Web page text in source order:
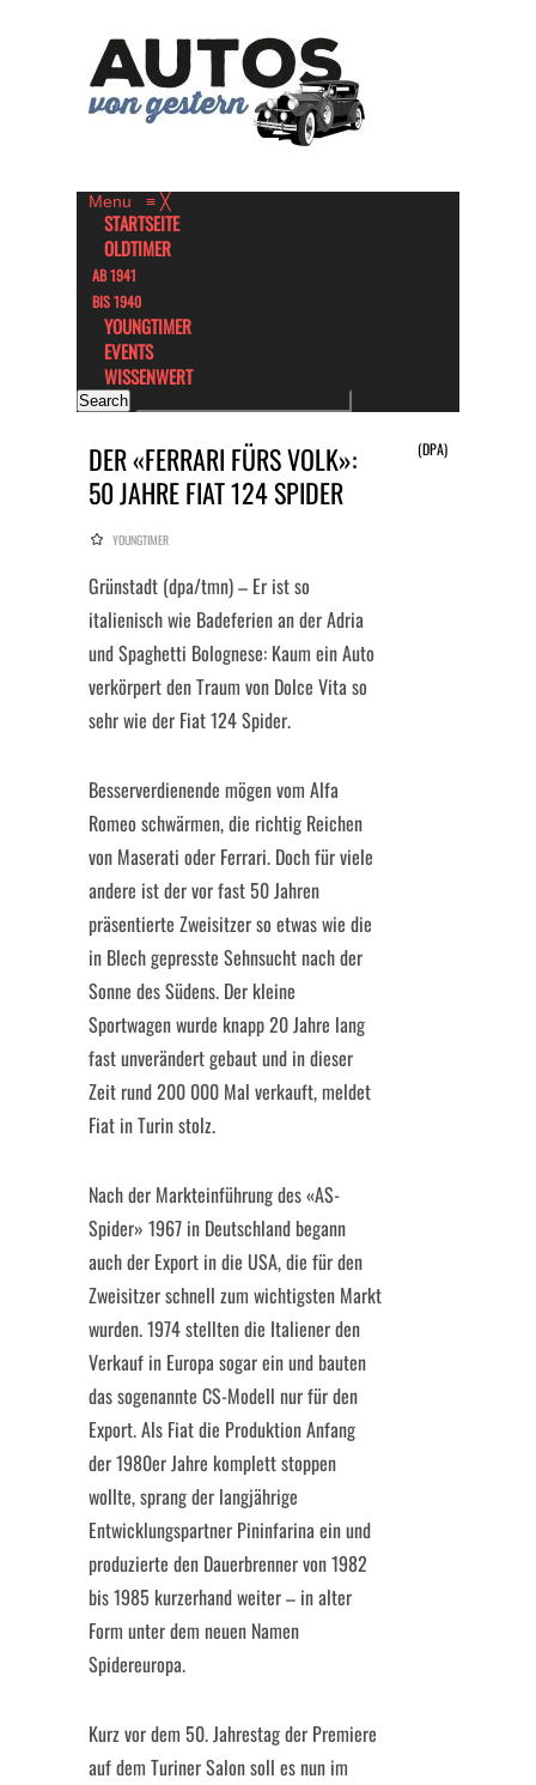
Menu ≡ ╳
STARTSEITE
OLDTIMER
AB 1941
BIS 1940
YOUNGTIMER
EVENTS
WISSENWERT
DER «FERRARI FÜRS VOLK»:
50 JAHRE FIAT 124 SPIDER
(DPA)
YOUNGTIMER
Grünstadt (dpa/tmn) – Er ist so
italienisch wie Badeferien an der Adria
und Spaghetti Bolognese: Kaum ein Auto
verkörpert den Traum von Dolce Vita so
sehr wie der Fiat 124 Spider.
Besserverdienende mögen vom Alfa
Romeo schwärmen, die richtig Reichen
von Maserati oder Ferrari. Doch für viele
andere ist der vor fast 50 Jahren
präsentierte Zweisitzer so etwas wie die
in Blech gepresste Sehnsucht nach der
Sonne des Südens. Der kleine
Sportwagen wurde knapp 20 Jahre lang
fast unverändert gebaut und in dieser
Zeit rund 200 000 Mal verkauft, meldet
Fiat in Turin stolz.
Nach der Markteinführung des «AS-
Spider» 1967 in Deutschland begann
auch der Export in die USA, die für den
Zweisitzer schnell zum wichtigsten Markt
wurden. 1974 stellten die Italiener den
Verkauf in Europa sogar ein und bauten
das sogenannte CS-Modell nur für den
Export. Als Fiat die Produktion Anfang
der 1980er Jahre komplett stoppen
wollte, sprang der langjährige
Entwicklungspartner Pininfarina ein und
produzierte den Dauerbrenner von 1982
bis 1985 kurzerhand weiter – in alter
Form unter dem neuen Namen
Spidereuropa.
Kurz vor dem 50. Jahrestag der Premiere
auf dem Turiner Salon soll es nun im